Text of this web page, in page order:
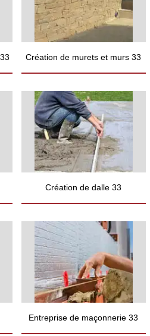
Création de murets et murs 33
Création de dalle 33
Entreprise de maçonnerie 33